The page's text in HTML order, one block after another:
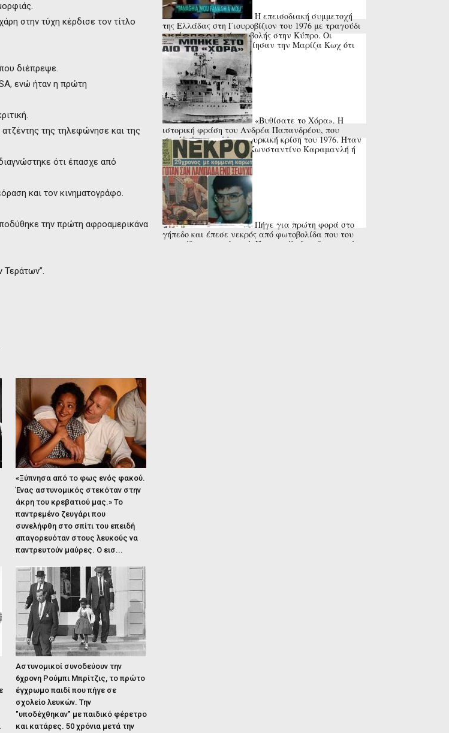
στην τύχη κέρδισε τον τίτλο
διέπρεψε.
ενώ ήταν η πρώτη
της τηλεφώνησε και της
ότι έπασχε από
και τον κινηματογράφο.
την πρώτη αφροαμερικάνα
Τεράτων”.
«Ξύπνησα από το φως ενός φακού.
Ένας αστυνομικός στεκόταν στην
άκρη του κρεβατιού μας.» Το
παντρεμένο ζευγάρι που
συνελήφθη στο σπίτι του επειδή
απαγορευόταν στους λευκούς να
παντρευτούν μαύρες. Ο εισ...
Αστυνομικοί συνοδεύουν την
6χρονη Ρούμπι Μπρίτζις, το πρώτο
έγχρωμο παιδί που πήγε σε
σχολείο λευκών. Την
"υποδέχθηκαν" με παιδικό φέρετρο
και κατάρες. 50 χρόνια μετά την
Η επεισοδιακή συμμετοχή
της Ελλάδας στη Γιουροβίζιον του 1976 με τραγούδι
κατά της τουρκικής εισβολής στην Κύπρο. Οι
διοργανωτές προειδοποίησαν την Μαρίζα Κωχ ότι
κινδύνευε ...
«Βυθίσατε το Χόρα». Η
ιστορική φράση του Ανδρέα Παπανδρέου, που
σημάδεψε την ελληνοτουρκική κρίση του 1976. Ήταν
σε συνεννόηση με τον Κωνσταντίνο Καραμανλή ή
όχι; ...
Πήγε για πρώτη φορά στο
γήπεδο και έπεσε νεκρός από φωτοβολίδα που του
καρφώθηκε στον λαιμό. Που κατέληξε η δικαστική